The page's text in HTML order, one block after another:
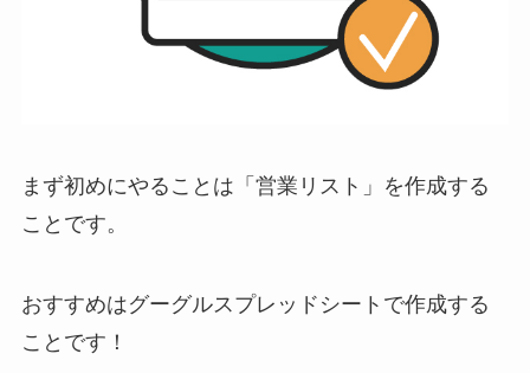
まず初めにやることは「営業リスト」を作成する
ことです。
おすすめはグーグルスプレッドシートで作成する
ことです！